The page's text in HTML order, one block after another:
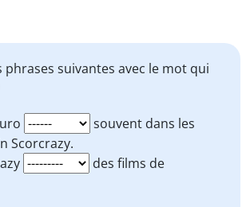
phrases suivantes avec le mot qui
souvent dans les
Scorcrazy.
des films de